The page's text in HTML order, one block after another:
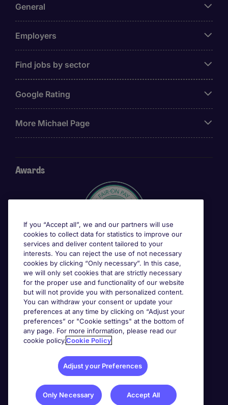
General
Employers
Find jobs by sector
Google Rating
More Michael Page
Awards
If you “Accept all”, we and our partners will use
cookies to collect data for statistics to improve our
services and deliver content tailored to your
interests. You can reject the use of not necessary
cookies by clicking “Only necessary”. In this case,
we will only set cookies that are strictly necessary
for the proper use and functionality of our website
but will not provide you with personalized content.
You can withdraw your consent or update your
preferences at any time by clicking on “Adjust your
preferences” or "Cookie settings" at the bottom of
any page. For more information, please read our
cookie policy.Cookie Policy
Adjust your Preferences
Only Necessary Accept All